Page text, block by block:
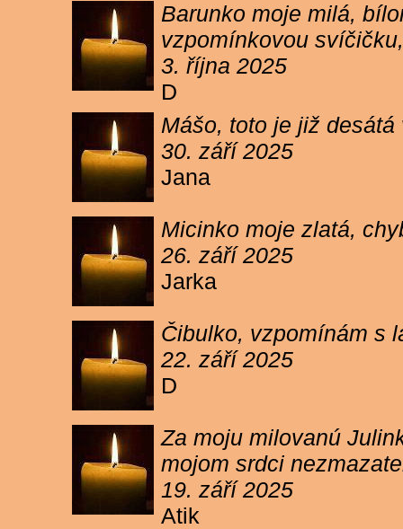
Barunko moje milá,
vzpomínkovou
3. října 2025
D
Mášo, toto je již
30. září 2025
Jana
Micinko moje zlatá,
26. září 2025
Jarka
Čibulko, vzpomínám s
22. září 2025
D
Za moju milovanú
mojom srdci
19. září 2025
Atik